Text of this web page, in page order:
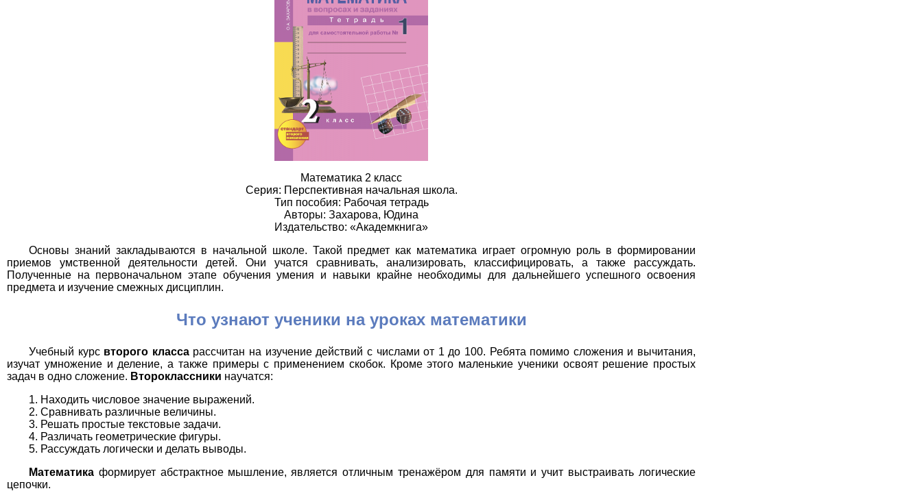
Математика 2 класс
Серия: Перспективная начальная школа.
Тип пособия: Рабочая тетрадь
Авторы: Захарова, Юдина
Издательство: «Академкнига»
Основы знаний закладываются в начальной школе. Такой предмет как математика играет огромную роль в формировании
приемов умственной деятельности детей. Они учатся сравнивать, анализировать, классифицировать, а также рассуждать.
Полученные на первоначальном этапе обучения умения и навыки крайне необходимы для дальнейшего успешного освоения
предмета и изучение смежных дисциплин.
Что узнают ученики на уроках математики
Учебный курс второго классарассчитан на изучение действий с числами от 1 до 100. Ребята помимо сложения и вычитания,
изучат умножение и деление, а также примеры с применением скобок. Кроме этого маленькие ученики освоят решение простых
задач в одно сложение. Второклассники научатся:
Находить числовое значение выражений.
Сравнивать различные величины.
Решать простые текстовые задачи.
Различать геометрические фигуры.
Рассуждать логически и делать выводы.
Математика формирует абстрактное мышление, является отличным тренажёром для памяти и учит выстраивать логические
цепочки.